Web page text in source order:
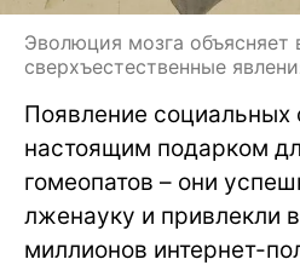
Эволюция мозга объясняет
сверхъестественные
Появление социальных
настоящим подарком
гомеопатов – они
лженауку и привлекли
миллионов интернет-